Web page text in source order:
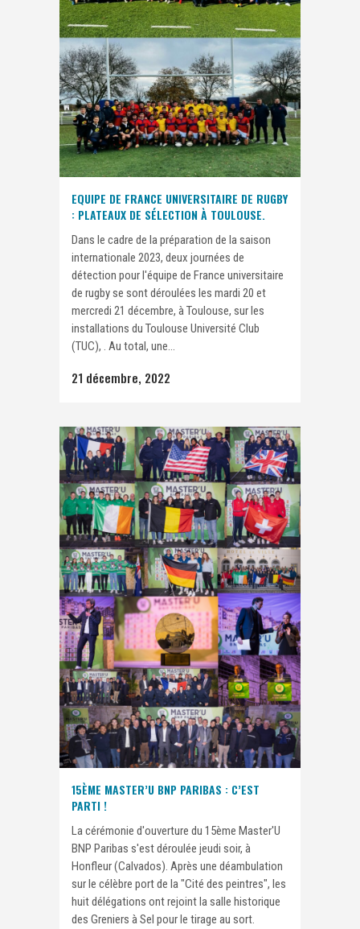
EQUIPE DE FRANCE UNIVERSITAIRE DE RUGBY
: PLATEAUX DE SÉLECTION À TOULOUSE.
Dans le cadre de la préparation de la saison
internationale 2023, deux journées de
détection pour l'équipe de France universitaire
de rugby se sont déroulées les mardi 20 et
mercredi 21 décembre, à Toulouse, sur les
installations du Toulouse Université Club
(TUC), . Au total, une...
21 décembre, 2022
15ÈME MASTER’U BNP PARIBAS : C’EST
PARTI !
La cérémonie d'ouverture du 15ème Master'U
BNP Paribas s'est déroulée jeudi soir, à
Honfleur (Calvados). Après une déambulation
sur le célèbre port de la "Cité des peintres", les
huit délégations ont rejoint la salle historique
des Greniers à Sel pour le tirage au sort.